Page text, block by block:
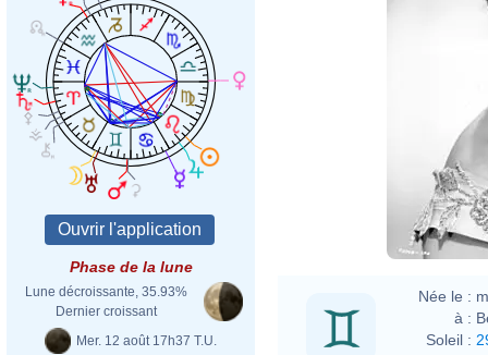
Phase de la lune
Lune décroissante, 35.93%
Dernier croissant
Mer. 12 août 17h37 T.U.
Née le :
à :
Soleil :